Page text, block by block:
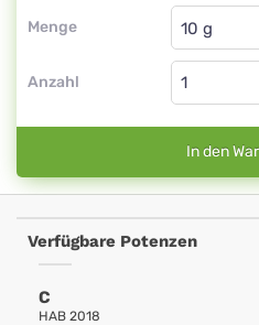
Menge
Globuli
Anzahl
In den
Verfügbare Potenzen
C
HAB 2018